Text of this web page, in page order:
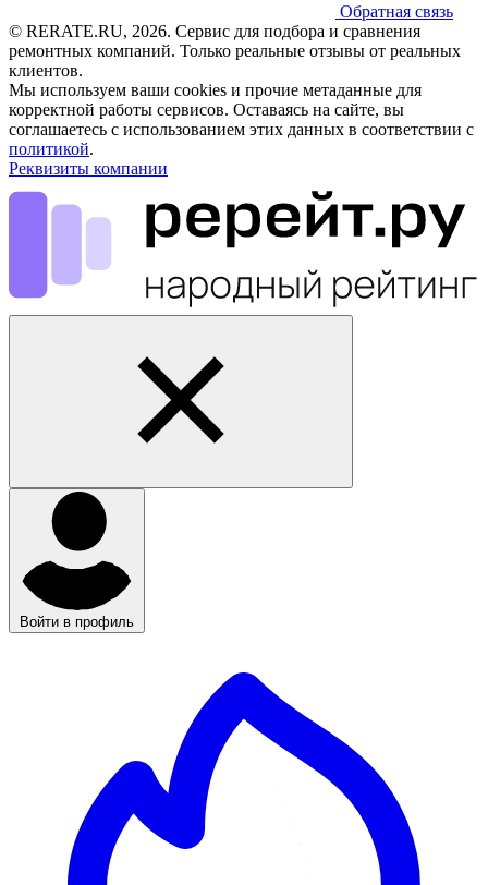
Обратная связь
© RERATE.RU, 2026. Сервис для подбора и сравнения
ремонтных компаний. Только реальные отзывы от реальных
клиентов.
Мы используем ваши cookies и прочие метаданные для
корректной работы сервисов. Оставаясь на сайте, вы
соглашаетесь с использованием этих данных в соответствии с
политикой.
Реквизиты компании
Войти в профиль